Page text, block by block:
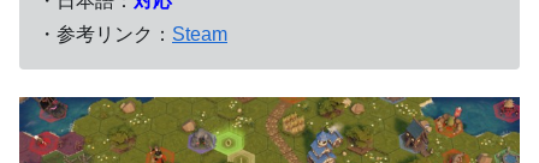
・参考リンク： Steam